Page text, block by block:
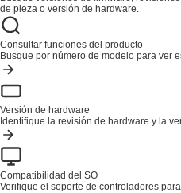
de pieza o versión de hardware.
Consultar funciones del producto
Busque por número de modelo para ver
Versión de hardware
Identifique la revisión de hardware y la
Compatibilidad del SO
Verifique el soporte de controladores